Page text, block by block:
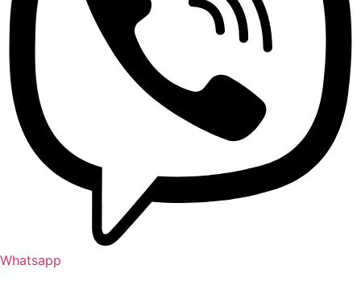
Whatsapp